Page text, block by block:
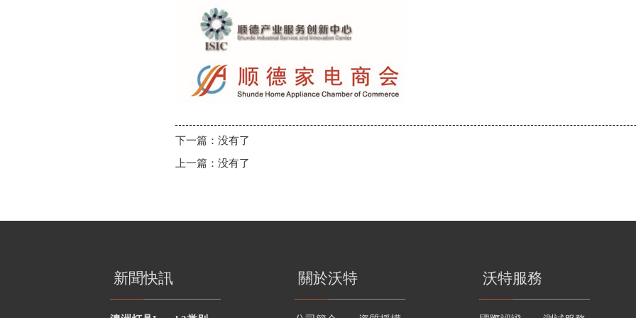
下一篇：没有了
上一篇：没有了
新聞快訊 關於沃特 沃特服務